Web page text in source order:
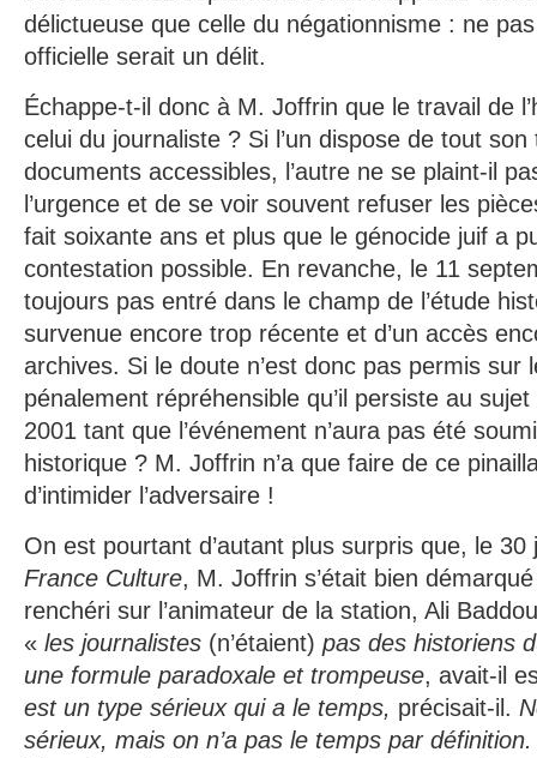
délictueuse que celle du négationnisme : ne
officielle serait un délit.
Échappe-t-il donc à M. Joffrin que le travail de
celui du journaliste ? Si l’un dispose de tout
documents accessibles, l’autre ne se plaint-il
l’urgence et de se voir souvent refuser les
fait soixante ans et plus que le génocide juif a
contestation possible. En revanche, le 11
toujours pas entré dans le champ de l’étude
survenue encore trop récente et d’un accès
archives. Si le doute n’est donc pas permis sur
pénalement répréhensible qu’il persiste au
2001 tant que l’événement n’aura pas été
historique ? M. Joffrin n’a que faire de ce
d’intimider l’adversaire !
On est pourtant d’autant plus surpris que, le 30
France Culture, M. Joffrin s’était bien
renchéri sur l’animateur de la station, Ali
« les journalistes (n’étaient) pas des historiens
une formule paradoxale et trompeuse, avait-il
est un type sérieux qui a le temps, précisait-il.
sérieux, mais on n’a pas le temps par